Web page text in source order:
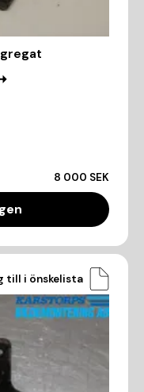
8 000 SEK
till i önskelista